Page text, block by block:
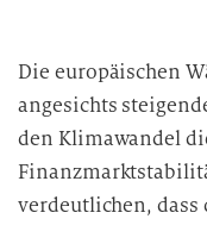
Die europäischen
angesichts
den Klimawandel
verdeutlichen, dass